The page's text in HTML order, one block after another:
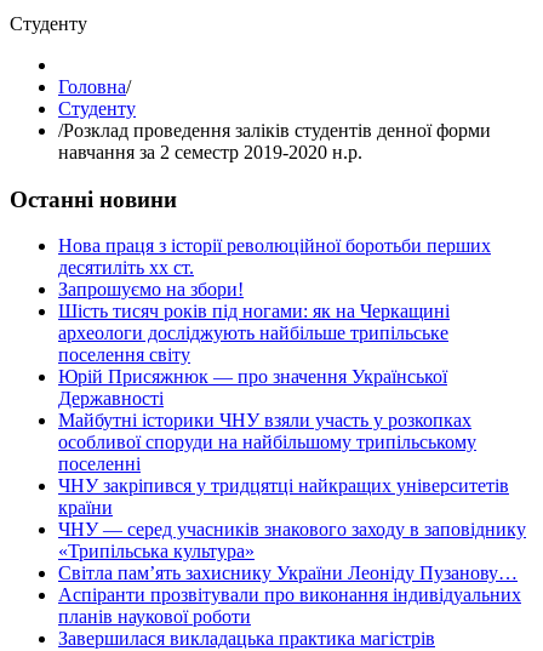
Студенту
Головна/
Студенту
/Розклад проведення заліків студентів денної форми
навчання за 2 семестр 2019-2020 н.р.
Останні новини
Нова праця з історії революційної боротьби перших
десятиліть хх ст.
Запрошуємо на збори!
Шість тисяч років під ногами: як на Черкащині
археологи досліджують найбільше трипільське
поселення світу
Юрій Присяжнюк — про значення Української
Державності
Майбутні історики ЧНУ взяли участь у розкопках
особливої споруди на найбільшому трипільському
поселенні
ЧНУ закріпився у тридцятці найкращих університетів
країни
ЧНУ — серед учасників знакового заходу в заповіднику
«Трипільська культура»
Світла пам’ять захиснику України Леоніду Пузанову…
Аспіранти прозвітували про виконання індивідуальних
планів наукової роботи
Завершилася викладацька практика магістрів